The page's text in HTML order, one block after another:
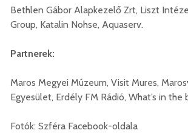
Bethlen Gábor Alapkezelő Zrt, Liszt
Group, Katalin Nohse, Aquaserv.
Partnerek:
Maros Megyei Múzeum, Visit Mures,
Egyesület, Erdély FM Rádió, What’s in the
Fotók: Szféra Facebook-oldala